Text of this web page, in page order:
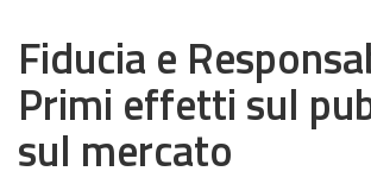
Fiducia e
Primi effetti sul
sul mercato